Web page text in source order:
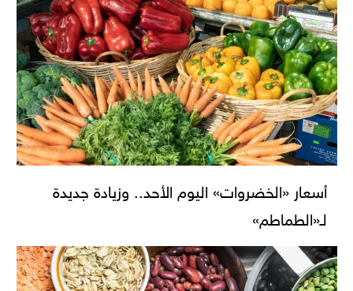
أسعار «الخضروات» اليوم الأحد.. وزيادة جديدة
لـ«الطماطم»